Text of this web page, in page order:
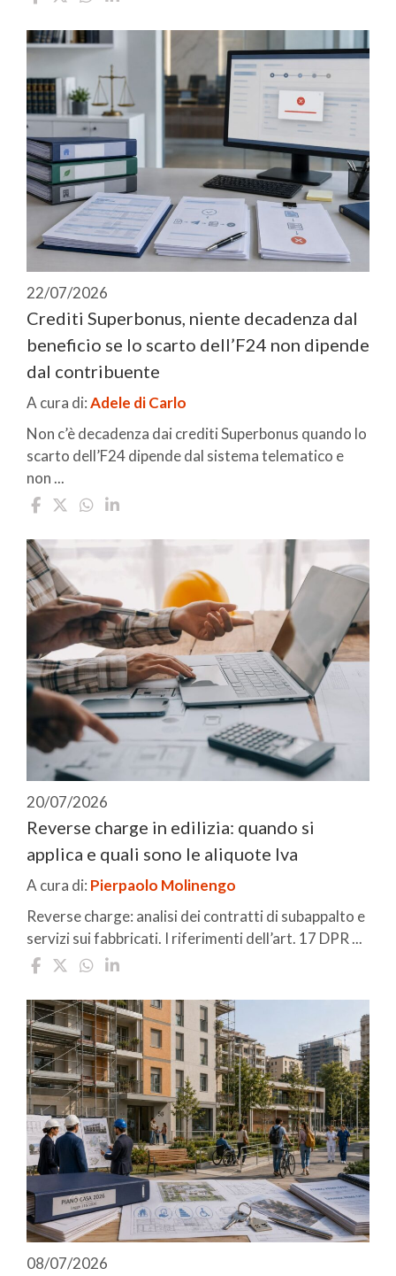
22/07/2026
Crediti Superbonus, niente decadenza dal
beneficio se lo scarto dell’F24 non dipende
dal contribuente
A cura di:Adele di Carlo
Non c’è decadenza dai crediti Superbonus quando lo
scarto dell’F24 dipende dal sistema telematico e
non ...
20/07/2026
Reverse charge in edilizia: quando si
applica e quali sono le aliquote Iva
A cura di: Pierpaolo Molinengo
Reverse charge: analisi dei contratti di subappalto e
servizi sui fabbricati. I riferimenti dell’art. 17 DPR ...
08/07/2026